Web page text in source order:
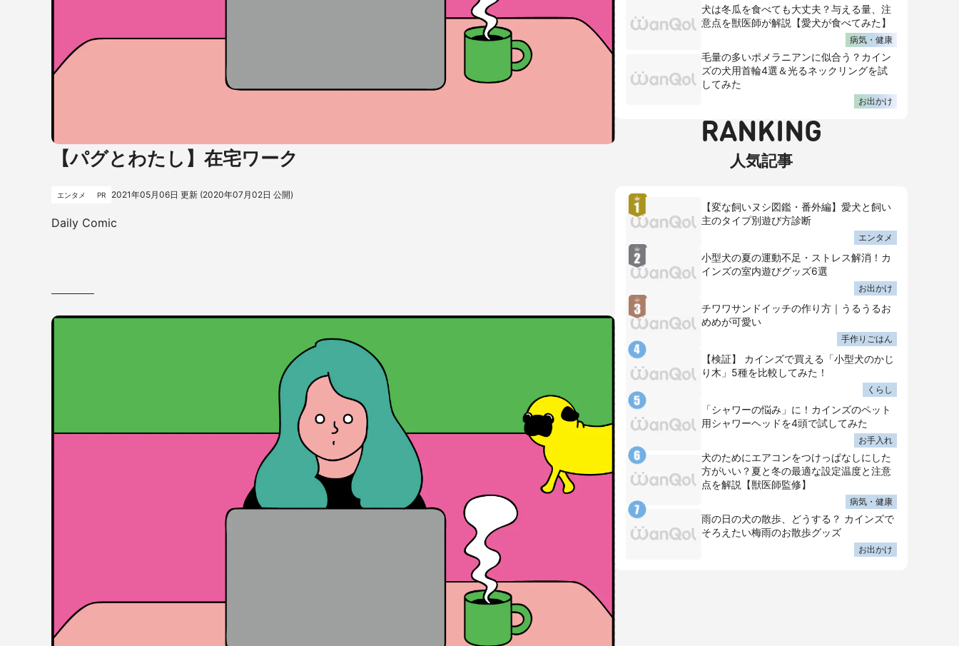
【パグとわたし】在宅ワーク
エンタメ PR 2021年05月06日 更新 (2020年07月02日 公開)
Daily Comic
犬は冬瓜を食べても大丈夫？与える量、注
意点を獣医師が解説【愛犬が食べてみた】
病気・健康
毛量の多いポメラニアンに似合う？カイン
ズの犬用首輪4選＆光るネックリングを試
してみた
お出かけ
RANKING
人気記事
【変な飼いヌシ図鑑・番外編】愛犬と飼い
主のタイプ別遊び方診断
エンタメ
小型犬の夏の運動不足・ストレス解消！カ
インズの室内遊びグッズ6選
お出かけ
チワワサンドイッチの作り方｜うるうるお
めめが可愛い
手作りごはん
【検証】 カインズで買える「小型犬のかじ
り木」5種を比較してみた！
くらし
「シャワーの悩み」に！カインズのペット
用シャワーヘッドを4頭で試してみた
お手入れ
犬のためにエアコンをつけっぱなしにした
方がいい？夏と冬の最適な設定温度と注意
点を解説【獣医師監修】
病気・健康
雨の日の犬の散歩、どうする？ カインズで
そろえたい梅雨のお散歩グッズ
お出かけ